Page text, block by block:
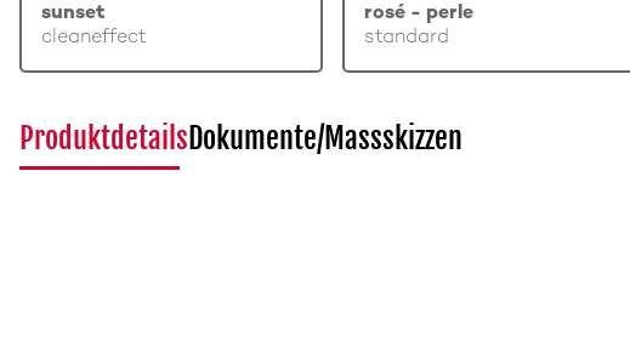
sunset
cleaneffect
rosé - perle
standard
ProduktdetailsDokumente/Massskizzen